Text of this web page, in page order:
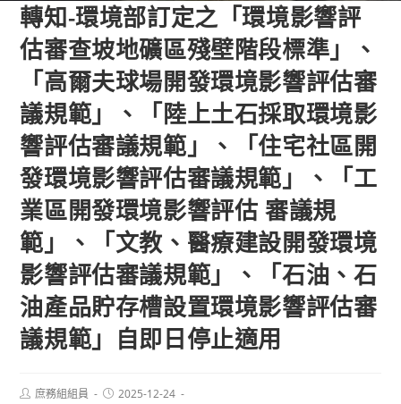
轉知-環境部訂定之「環境影響評
估審查坡地礦區殘壁階段標準」、
「高爾夫球場開發環境影響評估審
議規範」、「陸上土石採取環境影
響評估審議規範」、「住宅社區開
發環境影響評估審議規範」、「工
業區開發環境影響評估 審議規
範」、「文教、醫療建設開發環境
影響評估審議規範」、「石油、石
油產品貯存槽設置環境影響評估審
議規範」自即日停止適用
Post庶務組組員
Post2025-12-24